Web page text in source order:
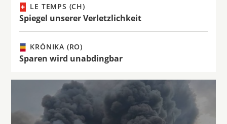
LE TEMPS (CH)
Spiegel unserer Verletzlichkeit
KRÓNIKA (RO)
Sparen wird unabdingbar